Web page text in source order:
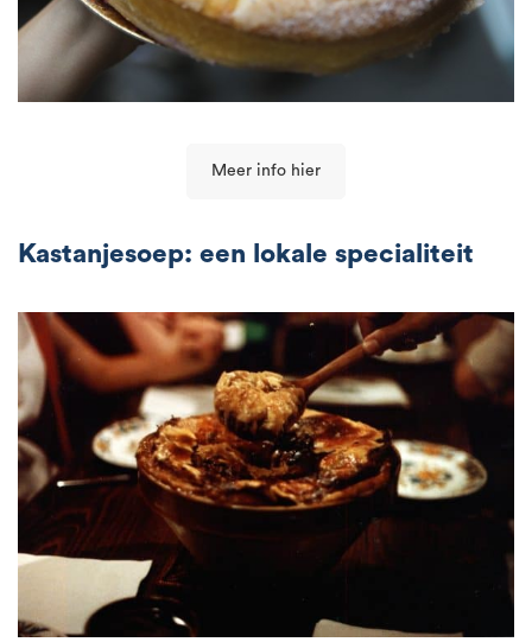
Meer info hier
Kastanjesoep: een lokale specialiteit